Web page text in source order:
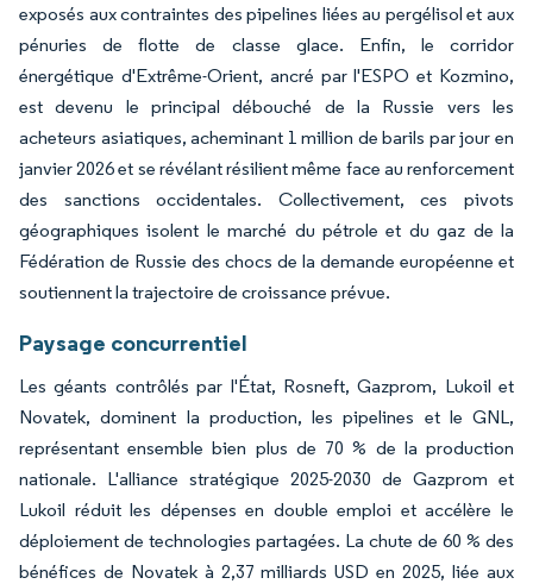
exposés aux contraintes des pipelines liées au pergélisol et aux
pénuries de flotte de classe glace. Enfin, le corridor
énergétique d'Extrême-Orient, ancré par l'ESPO et Kozmino,
est devenu le principal débouché de la Russie vers les
acheteurs asiatiques, acheminant 1 million de barils par jour en
janvier 2026 et se révélant résilient même face au renforcement
des sanctions occidentales. Collectivement, ces pivots
géographiques isolent le marché du pétrole et du gaz de la
Fédération de Russie des chocs de la demande européenne et
soutiennent la trajectoire de croissance prévue.
Paysage concurrentiel
Les géants contrôlés par l'État, Rosneft, Gazprom, Lukoil et
Novatek, dominent la production, les pipelines et le GNL,
représentant ensemble bien plus de 70 % de la production
nationale. L'alliance stratégique 2025-2030 de Gazprom et
Lukoil réduit les dépenses en double emploi et accélère le
déploiement de technologies partagées. La chute de 60 % des
bénéfices de Novatek à 2,37 milliards USD en 2025, liée aux